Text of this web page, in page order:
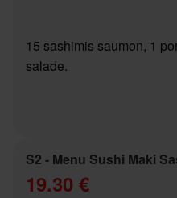
15 sashimis saumon, 1
salade.
S2 - Menu Sushi Maki
19.30 €